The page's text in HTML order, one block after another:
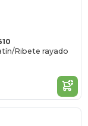
Ribete rayado